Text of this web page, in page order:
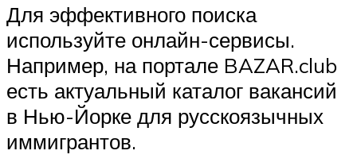
Для эффективного поиска
используйте онлайн-сервисы.
Например, на портале BAZAR.club
есть актуальный каталог вакансий
в Нью-Йорке для русскоязычных
иммигрантов.